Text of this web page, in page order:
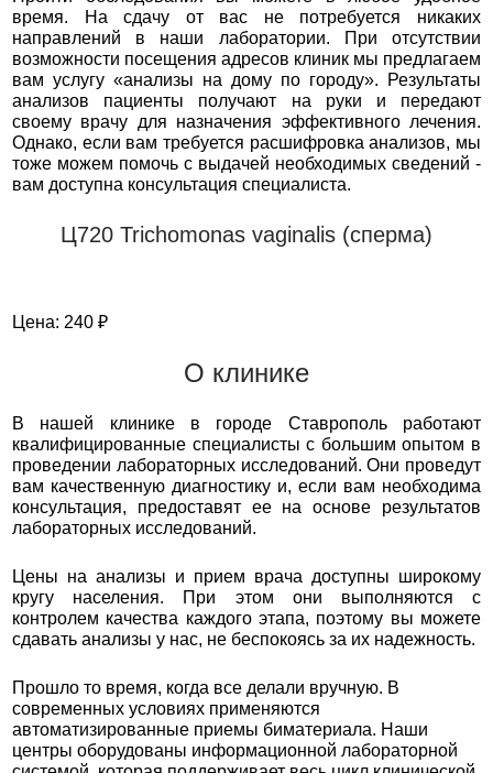
время. На сдачу от вас не потребуется никаких
направлений в наши лаборатории. При отсутствии
возможности посещения адресов клиник мы предлагаем
вам услугу «анализы на дому по городу». Результаты
анализов пациенты получают на руки и передают
своему врачу для назначения эффективного лечения.
Однако, если вам требуется расшифровка анализов, мы
тоже можем помочь с выдачей необходимых сведений -
вам доступна консультация специалиста.
Ц720 Trichomonas vaginalis (сперма)
Цена: 240 ₽
О клинике
В нашей клинике в городе Ставрополь работают
квалифицированные специалисты с большим опытом в
проведении лабораторных исследований. Они проведут
вам качественную диагностику и, если вам необходима
консультация, предоставят ее на основе результатов
лабораторных исследований.
Цены на анализы и прием врача доступны широкому
кругу населения. При этом они выполняются с
контролем качества каждого этапа, поэтому вы можете
сдавать анализы у нас, не беспокоясь за их надежность.
Прошло то время, когда все делали вручную. В
современных условиях применяются
автоматизированные приемы биматериала. Наши
центры оборудованы информационной лабораторной